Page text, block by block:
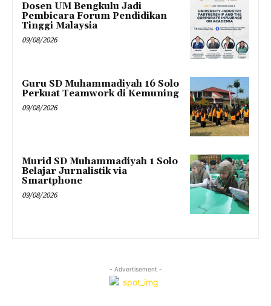
Dosen UM Bengkulu Jadi
Pembicara Forum Pendidikan
Tinggi Malaysia
09/08/2026
Guru SD Muhammadiyah 16 Solo
Perkuat Teamwork di Kemuning
09/08/2026
Murid SD Muhammadiyah 1 Solo
Belajar Jurnalistik via
Smartphone
09/08/2026
- Advertisement -